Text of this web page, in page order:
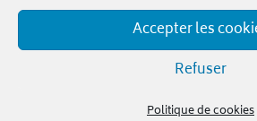
Accepter les
Refuser
Politique de cookies
Contact
Kinessence2026© Tous droits